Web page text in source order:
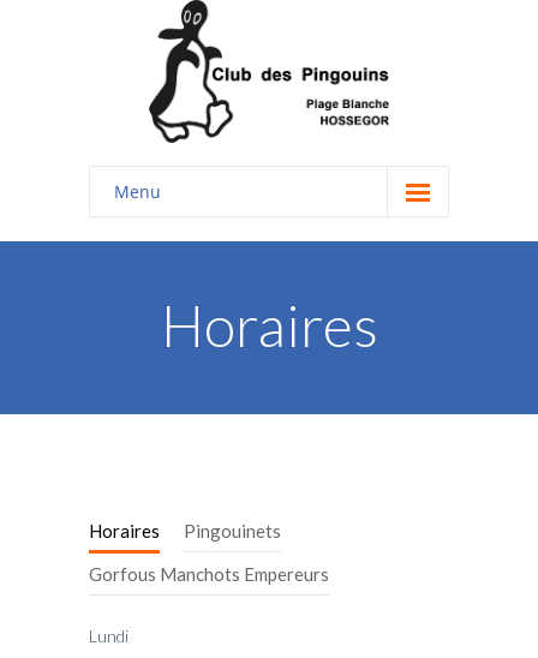
Menu
Accueil
-- Les groupes
-- Les moniteurs
Parents
-- INSCRIPTION
Horaires
Horaires
Pingouinets
Gorfous Manchots Empereurs
Lundi